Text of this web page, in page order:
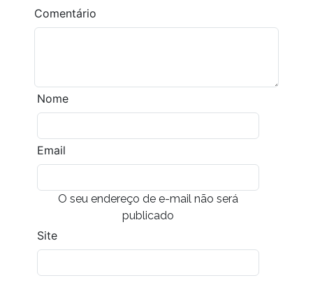
Comentário
Nome
Email
O seu endereço de e-mail não será
publicado
Site